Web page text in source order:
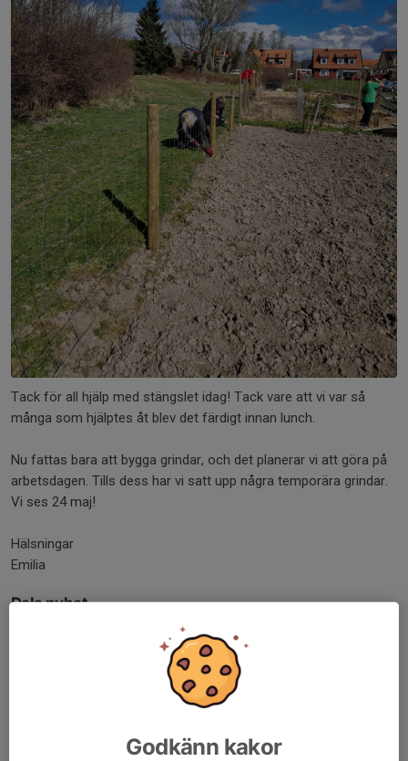
Tack för all hjälp med stängslet idag! Tack vare att vi var så
många som hjälptes åt blev det färdigt innan lunch.
Nu fattas bara att bygga grindar, och det planerar vi att göra på
arbetsdagen. Tills dess har vi satt upp några temporära grindar.
Vi ses 24 maj!
Hälsningar
Emilia
Dela nyhet
Ett fantastiskt arbete. 😀
Godkänn kakor